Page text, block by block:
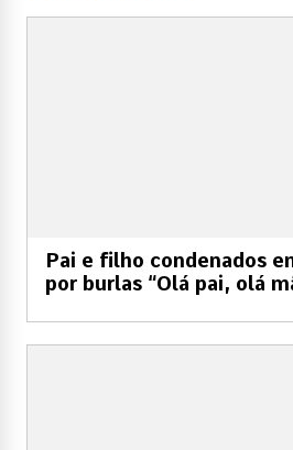
Pai e filho condenados
por burlas “Olá pai, olá